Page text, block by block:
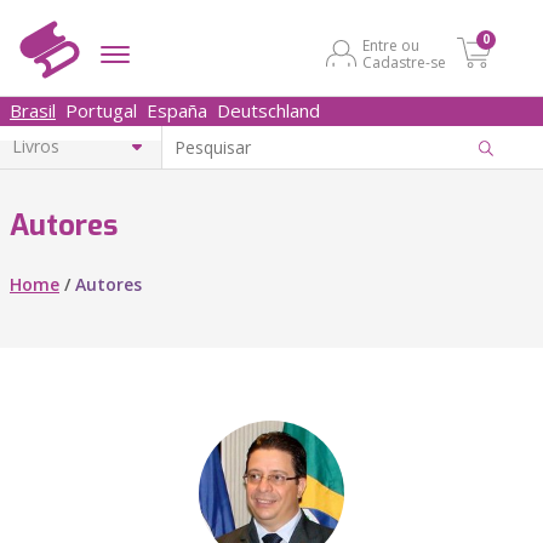
Entre ou
Cadastre-se
0
Brasil Portugal España Deutschland
Autores
Home /Autores